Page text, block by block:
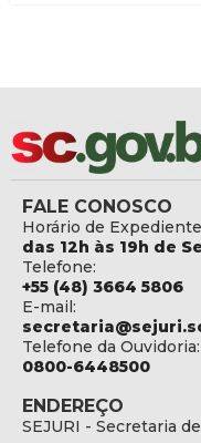
FALE CONOSCO
Horário de
das 12h às 19h de
Telefone:
+55 (48) 3664 5806
E-mail:
Telefone da Ouvidoria:
0800-6448500
ENDEREÇO
SEJURI - Secretaria